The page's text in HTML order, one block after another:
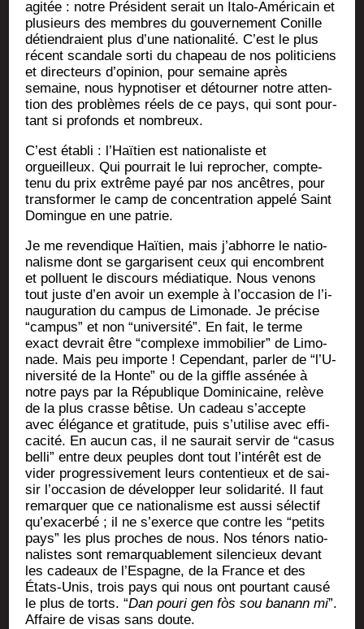
agi­tée : notre Pré­sident serait un Ita­lo-Amé­ri­cain et
plu­sieurs des membres du gou­ver­ne­ment Conille
détien­draient plus d’une natio­na­li­té. C’est le plus
récent scan­dale sor­ti du cha­peau de nos poli­ti­ciens
et direc­teurs d’o­pi­nion, pour semaine après
semaine, nous hyp­no­ti­ser et détour­ner notre atten­
tion des pro­blèmes réels de ce pays, qui sont pour­
tant si pro­fonds et nombreux.
C’est éta­bli : l’Haï­tien est natio­na­liste et
orgueilleux. Qui pour­rait le lui repro­cher, compte-
tenu du prix extrême payé par nos ancêtres, pour
trans­for­mer le camp de concen­tra­tion appe­lé Saint
Domingue en une patrie.
Je me reven­dique Haï­tien, mais j’abhorre le natio­
na­lisme dont se gar­ga­risent ceux qui encombrent
et pol­luent le dis­cours média­tique. Nous venons
tout juste d’en avoir un exemple à l’oc­ca­sion de l’i­
nau­gu­ra­tion du cam­pus de Limo­nade. Je pré­cise
“cam­pus” et non “uni­ver­si­té”. En fait, le terme
exact devrait être “com­plexe immo­bi­lier” de Limo­
nade. Mais peu importe ! Cepen­dant, par­ler de “l’U­
ni­ver­si­té de la Honte” ou de la giffle assé­née à
notre pays par la Répu­blique Domi­ni­caine, relève
de la plus crasse bêtise. Un cadeau s’ac­cepte
avec élé­gance et gra­ti­tude, puis s’u­ti­lise avec effi­
ca­ci­té. En aucun cas, il ne sau­rait ser­vir de “casus
bel­li” entre deux peuples dont tout l’in­té­rêt est de
vider pro­gres­si­ve­ment leurs conten­tieux et de sai­
sir l’oc­ca­sion de déve­lop­per leur soli­da­ri­té. Il faut
remar­quer que ce natio­na­lisme est aus­si sélec­tif
qu’exa­cer­bé ; il ne s’exerce que contre les “petits
pays” les plus proches de nous. Nos ténors natio­
na­listes sont remar­qua­ble­ment silen­cieux devant
les cadeaux de l’Es­pagne, de la France et des
États-Unis, trois pays qui nous ont pour­tant cau­sé
le plus de torts. “Dan pou­ri gen fòs sou banann mi”.
Affaire de visas sans doute.